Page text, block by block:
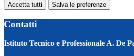
Accetta tutti Salva le preferenze
Contatti
Istituto Tecnico e Professionale A. De